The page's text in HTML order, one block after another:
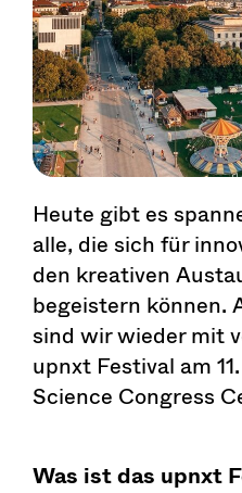
Heute gibt es
alle, die sich für
den kreativen
begeistern können.
sind wir wieder mit
upnxt Festival am
Science Congress
Was ist das upnxt